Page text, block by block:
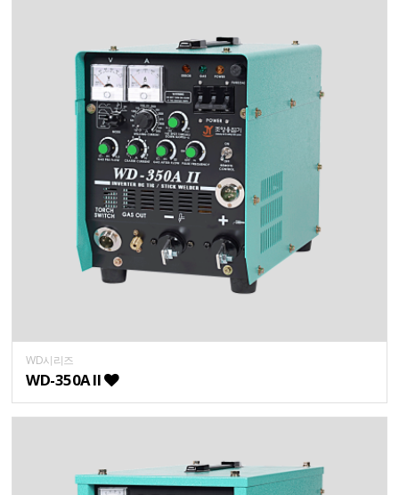
WD시리즈
WD-350A II